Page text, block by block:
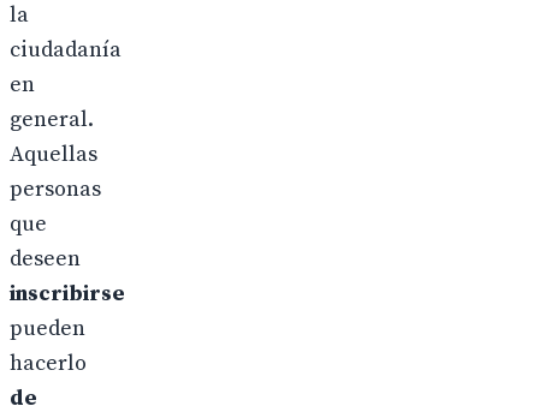
la
ciudadanía
en
general.
Aquellas
personas
que
deseen
inscribirse
pueden
hacerlo
de